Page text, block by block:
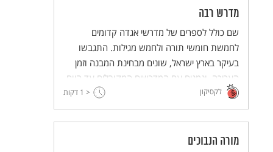
מדרש רבה
שם כולל לספרים של מדרשי אגדה קדומים
לחמשת חומשי תורה ולחמש מגילות. התגבשו
בעיקר בארץ ישראל, שונים מבחינת המבנה וזמן
העריכה, ונמנים עם המדרשים המקובלים עד היום.
לקסיקון < 1 דקות
מורה הנבוכים